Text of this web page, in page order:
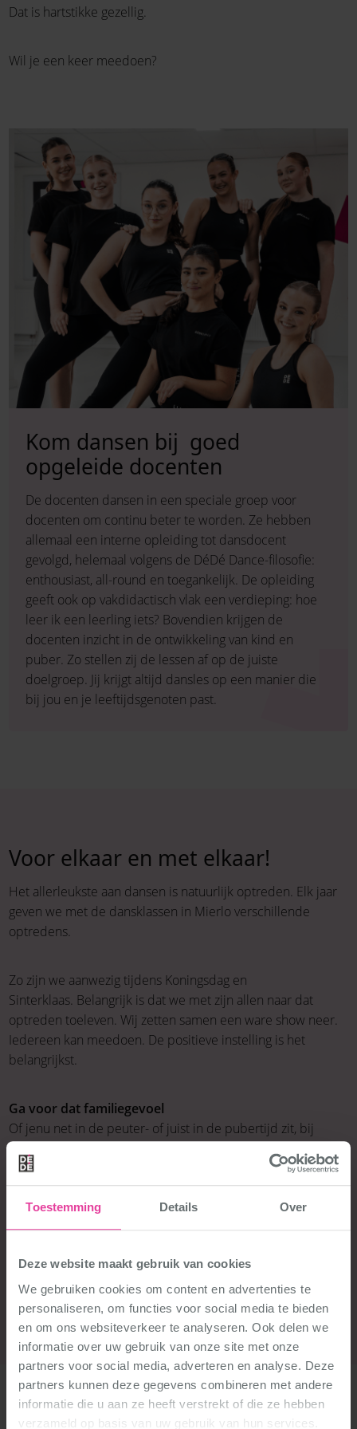
Toestemming Details Over
Deze website maakt gebruik van cookies
We gebruiken cookies om content en advertenties te
personaliseren, om functies voor social media te bieden
en om ons websiteverkeer te analyseren. Ook delen we
informatie over uw gebruik van onze site met onze
partners voor social media, adverteren en analyse. Deze
partners kunnen deze gegevens combineren met andere
informatie die u aan ze heeft verstrekt of die ze hebben
verzameld op basis van uw gebruik van hun services.
Dat is hartstikke gezellig.
Wil je een keer meedoen?
Kom dansen bij goed
opgeleide docenten
De docenten dansen in een speciale groep voor
docenten om continu beter te worden. Ze hebben
allemaal een interne opleiding tot dansdocent
gevolgd, helemaal volgens de DéDé Dance-filosofie:
enthousiast, all-round en toegankelijk. De opleiding
geeft ook op vakdidactisch vlak een verdieping: hoe
leer ik een leerling iets? Bovendien krijgen de
docenten inzicht in de ontwikkeling van kind en
puber. Zo stellen zij de lessen af op de juiste
doelgroep. Jij krijgt altijd dansles op een manier die
bij jou en je leeftijdsgenoten past.
Voor elkaar en met elkaar!
Het allerleukste aan dansen is natuurlijk optreden. Elk jaar
geven we met de dansklassen in Mierlo verschillende
optredens.
Zo zijn we aanwezig tijdens Koningsdag en
Sinterklaas. Belangrijk is dat we met zijn allen naar dat
optreden toeleven. Wij zetten samen een ware show neer.
Iedereen kan meedoen. De positieve instelling is het
belangrijkst.
Ga voor dat familiegevoel
Of jenu net in de peuter- of juist in de pubertijd zit, bij
DéDé Dance is Mierlo vormen we één grote familie. De
kleinste meisjes kijken naar de grotere girls die in de
hogere groepen dansen en kunnen natuurlijk heel wat van
ze leren. Andersom ontfermen de oudste meiden zich ook
voor de jongere groepen. Iedereen hoort erbij en dat draagt
Kom je meedoen? Vraag nu een proefles!